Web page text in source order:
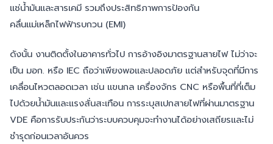
แช่น้ำมันและสารเคมี รวมถึงประสิทธิภาพการป้องกัน
คลื่นแม่เหล็กไฟฟ้ารบกวน (EMI)
ดังนั้น งานติดตั้งในอาคารทั่วไป การอ้างอิงมาตรฐานสายไฟ ไม่ว่าจะ
เป็น มอก. หรือ IEC ถือว่าเพียงพอและปลอดภัย แต่สำหรับจุดที่มีการ
เคลื่อนไหวตลอดเวลา เช่น แขนกล เครื่องจักร CNC หรือพื้นที่ที่เต็ม
ไปด้วยน้ำมันและแรงสั่นสะเทือน การระบุสเปกสายไฟที่ผ่านมาตรฐาน
VDE คือการรับประกันว่าระบบควบคุมจะทำงานได้อย่างเสถียรและไม่
ชำรุดก่อนเวลาอันควร